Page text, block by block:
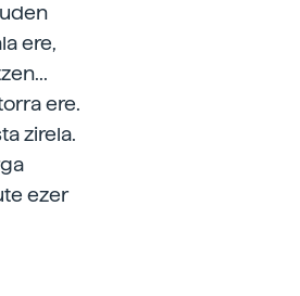
ere,
ere.
zirela.
ezer